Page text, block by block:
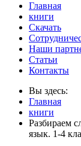
Главная
книги
Скачать
Наши
Статьи
Контакты
Вы здесь:
Главная
книги
Разбираем
язык. 1-4